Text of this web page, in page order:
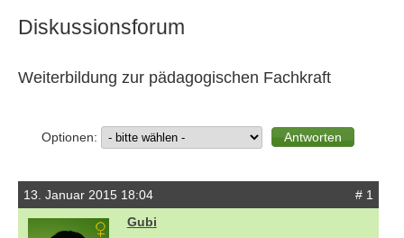
Diskussionsforum
Weiterbildung zur pädagogischen Fachkraft
Optionen:
13. Januar 2015 18:04
# 1
Gubi